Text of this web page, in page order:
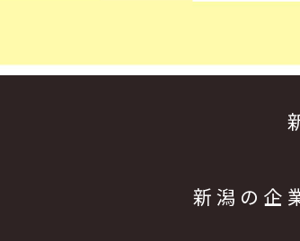
新潟の企